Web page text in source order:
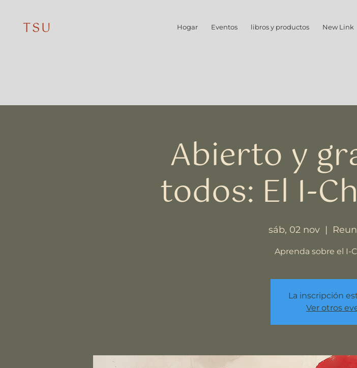
TSU Hogar Eventos libros y productos New Link
Abierto y
todos: El I-
sáb, 02 nov
  |
Aprenda sobre el I-
La inscripción
Ver otros